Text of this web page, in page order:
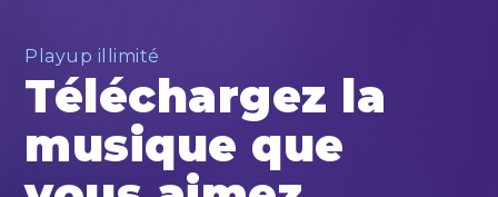
Playup illimité
Téléchargez la
musique que